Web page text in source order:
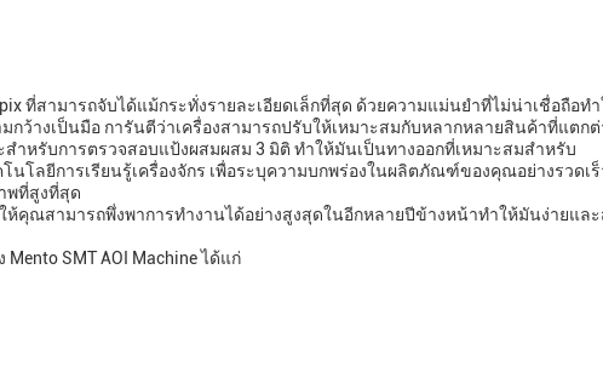
ที่สามารถจับได้แม้กระทั่งรายละเอียดเล็กที่สุด ด้วยความแม่นยําที่ไม่น่าเชื่อถือทํ
ว้างเป็นมือ การันตีว่าเครื่องสามารถปรับให้เหมาะสมกับหลากหลายสินค้าที่แตก
สําหรับการตรวจสอบแป้งผสมผสม 3 มิติ ทําให้มันเป็นทางออกที่เหมาะสมสําหรับ
โลยีการเรียนรู้เครื่องจักร เพื่อระบุความบกพร่องในผลิตภัณฑ์ของคุณอย่างรวดเ
พที่สูงที่สุด
ให้คุณสามารถพึ่งพาการทํางานได้อย่างสูงสุดในอีกหลายปีข้างหน้าทําให้มันง่ายแล
SMT AOI Machine ได้แก่